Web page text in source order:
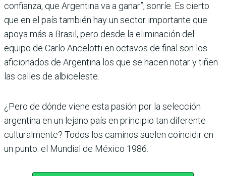
confianza, que Argentina va a ganar”, sonríe. Es cierto
que en el país también hay un sector importante que
apoya más a Brasil, pero desde la eliminación del
equipo de Carlo Ancelotti en octavos de final son los
aficionados de Argentina los que se hacen notar y tiñen
las calles de albiceleste.
¿Pero de dónde viene esta pasión por la selección
argentina en un lejano país en principio tan diferente
culturalmente? Todos los caminos suelen coincidir en
un punto: el Mundial de México 1986.